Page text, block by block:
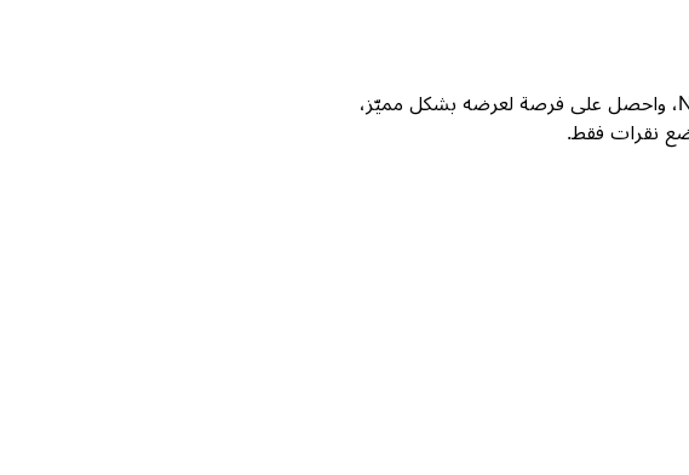
أرسل قالبك إلى معرض قوالب Notion، واحصل على فرصة لعرضه بشكل مميّز،
نقرات فقط.